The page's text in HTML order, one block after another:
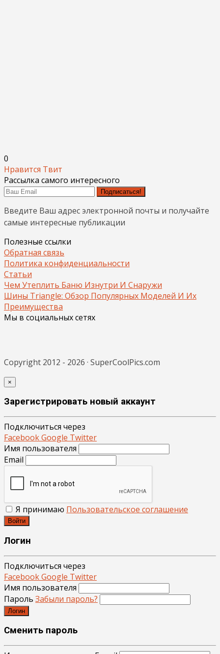
0
Нравится Твит
Рассылка самого интересного
Подписаться!
Введите Ваш адрес электронной почты и получайте
самые интересные публикации
Полезные ссылки
Обратная связь
Политика конфиденциальности
Статьи
Чем Утеплить Баню Изнутри И Снаружи
Шины Triangle: Обзор Популярных Моделей И Их
Преимущества
Мы в социальных сетях
Copyright 2012 - 2026 · SuperCoolPics.com
×
Зарегистрировать новый аккаунт
Подключиться через
FacebookGoogle Twitter
Имя пользователя
Email
Я принимаю Пользовательское соглашение
Войти
Логин
Подключиться через
FacebookGoogle Twitter
Имя пользователя
Пароль Забыли пароль?
Логин
Сменить пароль